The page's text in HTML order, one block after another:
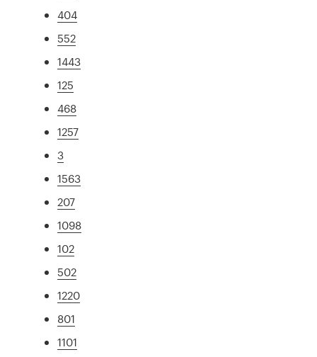
404
552
1443
125
468
1257
3
1563
207
1098
102
502
1220
801
1101